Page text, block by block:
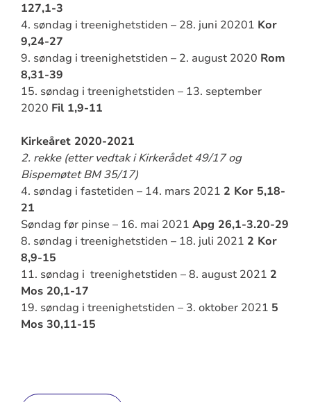
127,1-3
4. søndag i treenighetstiden – 28. juni 20201 Kor
9,24-27
9. søndag i treenighetstiden – 2. august 2020 Rom
8,31-39
15. søndag i treenighetstiden – 13. september
2020 Fil 1,9-11
Kirkeåret 2020-2021
2. rekke (etter vedtak i Kirkerådet 49/17 og
Bispemøtet BM 35/17)
4. søndag i fastetiden – 14. mars 2021 2 Kor 5,18-
21
Søndag før pinse – 16. mai 2021 Apg 26,1-3.20-29
8. søndag i treenighetstiden – 18. juli 2021 2 Kor
8,9-15
11. søndag i treenighetstiden – 8. august 2021 2
Mos 20,1-17
19. søndag i treenighetstiden – 3. oktober 2021 5
Mos 30,11-15